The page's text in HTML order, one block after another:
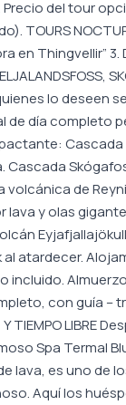
del tour
en Thingvellir” 3.
lo deseen
de día completo
de
y olas
atardecer.
incluido.
con guía –
Y TIEMPO
Spa Termal
lava, es uno de
Aquí los